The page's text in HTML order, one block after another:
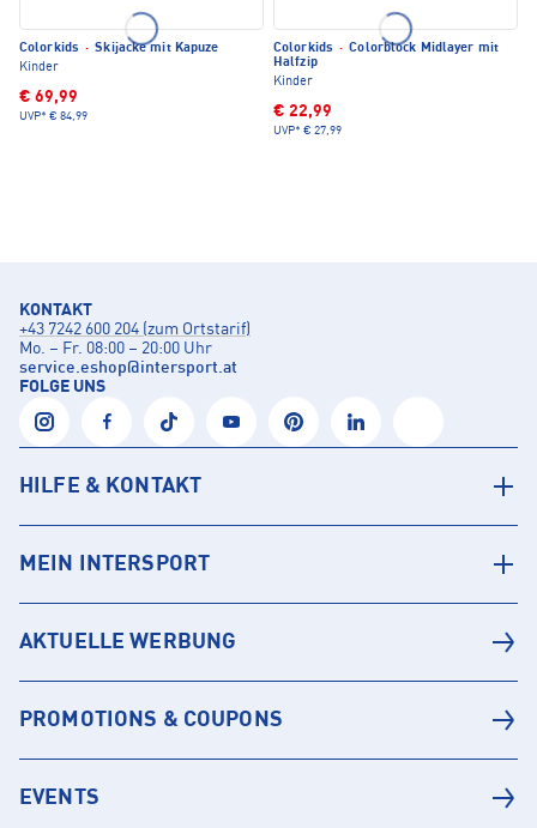
Colorkids · Skijacke mit Kapuze
Kinder
€ 69,99
UVP* € 84,99
Colorkids · Colorblock Midlayer mit
Halfzip
Kinder
€ 22,99
UVP* € 27,99
KONTAKT
+43 7242 600 204 (zum Ortstarif)
Mo. – Fr. 08:00 – 20:00 Uhr
service.eshop@intersport.at
FOLGE UNS
HILFE & KONTAKT
MEIN INTERSPORT
AKTUELLE WERBUNG
PROMOTIONS & COUPONS
EVENTS